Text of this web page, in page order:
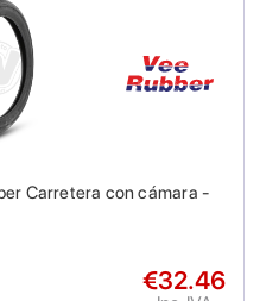
Carretera con cámara -
€32.46